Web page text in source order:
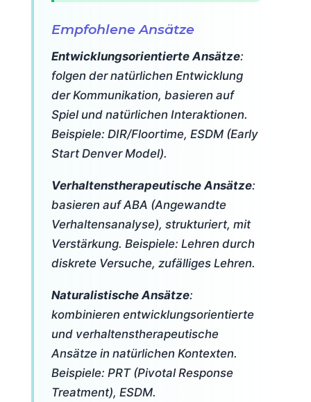
Empfohlene Ansätze
Entwicklungsorientierte Ansätze:
folgen der natürlichen Entwicklung
der Kommunikation, basieren auf
Spiel und natürlichen Interaktionen.
Beispiele: DIR/Floortime, ESDM (Early
Start Denver Model).
Verhaltenstherapeutische Ansätze:
basieren auf ABA (Angewandte
Verhaltensanalyse), strukturiert, mit
Verstärkung. Beispiele: Lehren durch
diskrete Versuche, zufälliges Lehren.
Naturalistische Ansätze:
kombinieren entwicklungsorientierte
und verhaltenstherapeutische
Ansätze in natürlichen Kontexten.
Beispiele: PRT (Pivotal Response
Treatment), ESDM.